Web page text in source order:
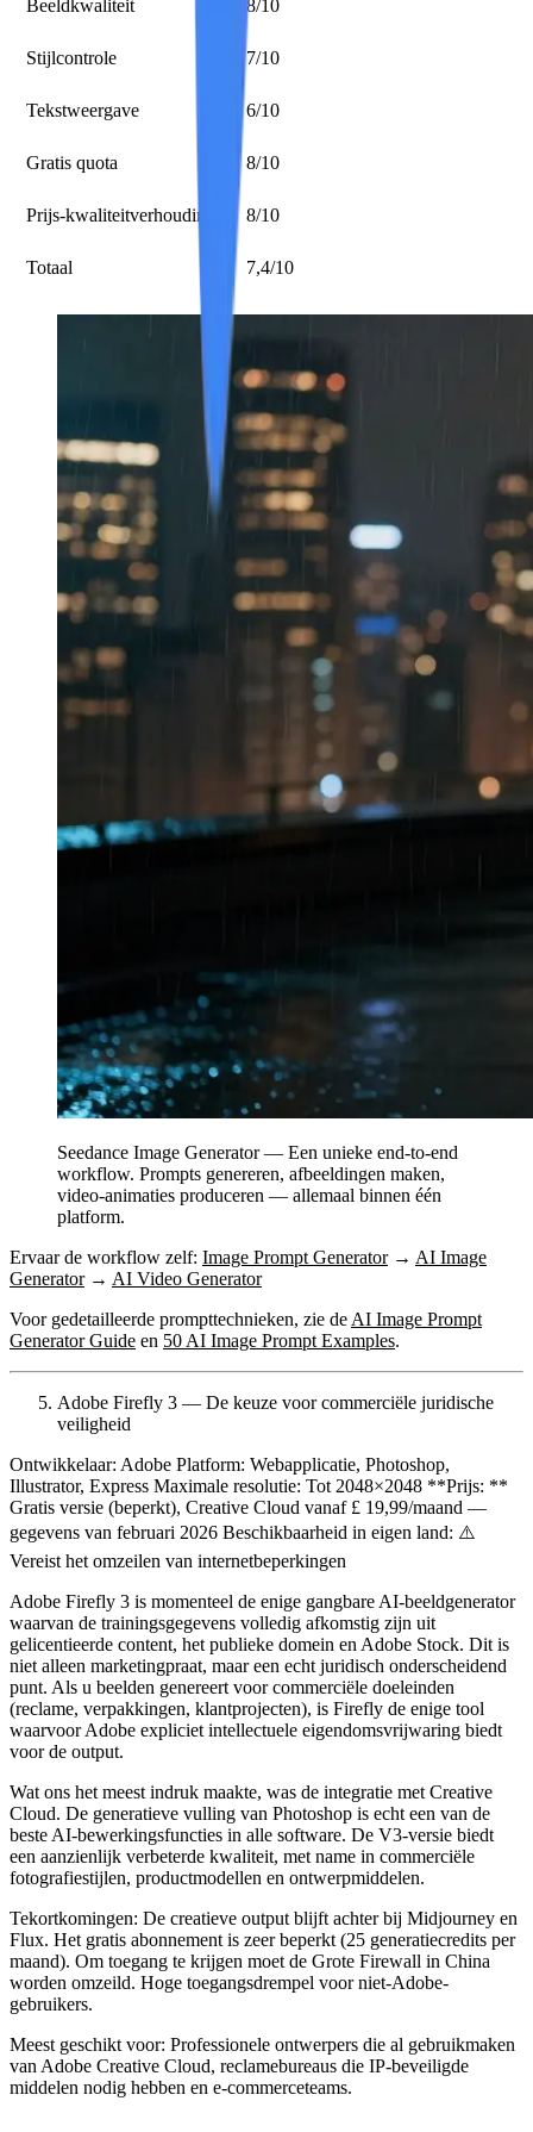
Beeldkwaliteit 8/10
Stijlcontrole 7/10
Tekstweergave 6/10
Gratis quota 8/10
Prijs-kwaliteitverhouding 8/10
Totaal 7,4/10
Seedance Image Generator — Een unieke end-to-end
workflow. Prompts genereren, afbeeldingen maken,
video-animaties produceren — allemaal binnen één
platform.
Ervaar de workflow zelf: Image Prompt Generator→ AI Image
Generator→ AI Video Generator
Voor gedetailleerde prompttechnieken, zie de AI Image Prompt
Generator Guide en 50 AI Image Prompt Examples.
Adobe Firefly 3 — De keuze voor commerciële juridische
veiligheid
Ontwikkelaar: Adobe Platform: Webapplicatie, Photoshop,
Illustrator, Express Maximale resolutie: Tot 2048×2048 **Prijs: **
Gratis versie (beperkt), Creative Cloud vanaf £ 19,99/maand —
gegevens van februari 2026 Beschikbaarheid in eigen land: ⚠️
Vereist het omzeilen van internetbeperkingen
Adobe Firefly 3 is momenteel de enige gangbare AI-beeldgenerator
waarvan de trainingsgegevens volledig afkomstig zijn uit
gelicentieerde content, het publieke domein en Adobe Stock. Dit is
niet alleen marketingpraat, maar een echt juridisch onderscheidend
punt. Als u beelden genereert voor commerciële doeleinden
(reclame, verpakkingen, klantprojecten), is Firefly de enige tool
waarvoor Adobe expliciet intellectuele eigendomsvrijwaring biedt
voor de output.
Wat ons het meest indruk maakte, was de integratie met Creative
Cloud. De generatieve vulling van Photoshop is echt een van de
beste AI-bewerkingsfuncties in alle software. De V3-versie biedt
een aanzienlijk verbeterde kwaliteit, met name in commerciële
fotografiestijlen, productmodellen en ontwerpmiddelen.
Tekortkomingen: De creatieve output blijft achter bij Midjourney en
Flux. Het gratis abonnement is zeer beperkt (25 generatiecredits per
maand). Om toegang te krijgen moet de Grote Firewall in China
worden omzeild. Hoge toegangsdrempel voor niet-Adobe-
gebruikers.
Meest geschikt voor: Professionele ontwerpers die al gebruikmaken
van Adobe Creative Cloud, reclamebureaus die IP-beveiligde
middelen nodig hebben en e-commerceteams.